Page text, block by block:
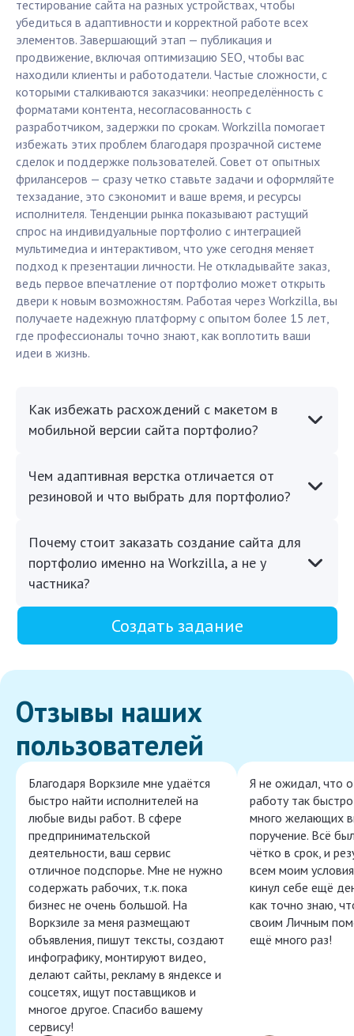
тестирование сайта на разных устройствах, чтобы
убедиться в адаптивности и корректной работе всех
элементов. Завершающий этап — публикация и
продвижение, включая оптимизацию SEO, чтобы вас
находили клиенты и работодатели. Частые сложности, с
которыми сталкиваются заказчики: неопределённость с
форматами контента, несогласованность с
разработчиком, задержки по срокам. Workzilla помогает
избежать этих проблем благодаря прозрачной системе
сделок и поддержке пользователей. Совет от опытных
фрилансеров — сразу четко ставьте задачи и оформляйте
техзадание, это сэкономит и ваше время, и ресурсы
исполнителя. Тенденции рынка показывают растущий
спрос на индивидуальные портфолио с интеграцией
мультимедиа и интерактивом, что уже сегодня меняет
подход к презентации личности. Не откладывайте заказ,
ведь первое впечатление от портфолио может открыть
двери к новым возможностям. Работая через Workzilla, вы
получаете надежную платформу с опытом более 15 лет,
где профессионалы точно знают, как воплотить ваши
идеи в жизнь.
Как избежать расхождений с макетом в
мобильной версии сайта портфолио?
Чем адаптивная верстка отличается от
резиновой и что выбрать для портфолио?
Почему стоит заказать создание сайта для
портфолио именно на Workzilla, а не у
частника?
Создать задание
Отзывы наших
пользователей
Благодаря Воркзиле мне удаётся
быстро найти исполнителей на
любые виды работ. В сфере
предпринимательской
деятельности, ваш сервис
отличное подспорье. Мне не нужно
содержать рабочих, т.к. пока
бизнес не очень большой. На
Воркзиле за меня размещают
объявления, пишут тексты, создают
инфографику, монтируют видео,
делают сайты, рекламу в яндексе и
соцсетях, ищут поставщиков и
многое другое. Спасибо вашему
сервису!
Я не ожидал, что
работу так
много желающих
поручение. Всё
чётко в срок, и
всем моим
кинул себе ещё
как точно знаю,
своим Личным
ещё много раз!